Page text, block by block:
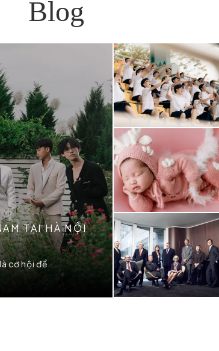
Blog
TẠI HÀ NỘI
cơ hội để...